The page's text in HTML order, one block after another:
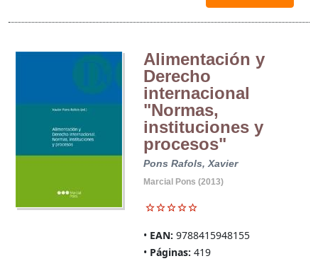
Alimentación y
Derecho
internacional
"Normas,
instituciones y
procesos"
Pons Rafols, Xavier
Marcial Pons (2013)
EAN: 9788415948155
Páginas: 419